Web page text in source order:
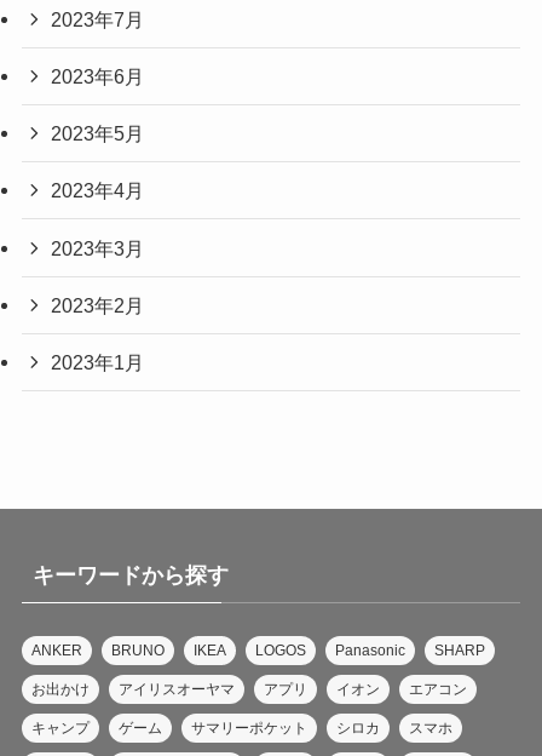
2023年7月
2023年6月
2023年5月
2023年4月
2023年3月
2023年2月
2023年1月
キーワードから探す
ANKER BRUNO IKEA LOGOS Panasonic SHARP
お出かけ アイリスオーヤマ アプリ イオン エアコン
キャンプ ゲーム サマリーポケット シロカ スマホ